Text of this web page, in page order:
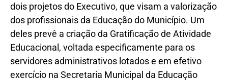
dois projetos do Executivo, que visam a valorização
dos profissionais da Educação do Município. Um
deles prevê a criação da Gratificação de Atividade
Educacional, voltada especificamente para os
servidores administrativos lotados e em efetivo
exercício na Secretaria Municipal da Educação